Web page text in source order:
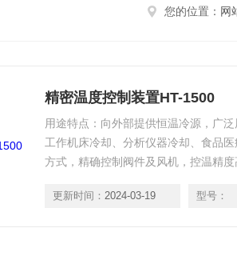
您的位置： 网
精密温度控制装置HT-1500
用途特点：向外部提供恒温冷源，广
工作机床冷却、分析仪器冷却、食品
方式，精确控制阀件及风机，控温精
更新时间： 2024-03-19 型号：